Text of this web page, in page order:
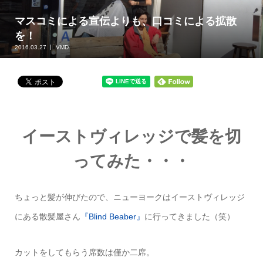
マスコミによる宣伝よりも、口コミによる拡散
を！
2016.03.27 VMD
イーストヴィレッジで髪を切
ってみた・・・
ちょっと髪が伸びたので、ニューヨークはイーストヴィレッジ
にある散髪屋さん 『Blind Beaber』 に行ってきました（笑）
カットをしてもらう席数は僅か二席。